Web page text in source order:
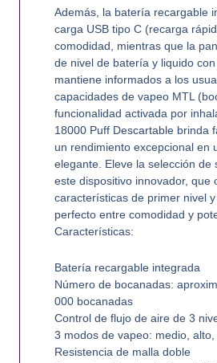
Además, la batería recargable
carga USB tipo C (recarga
comodidad, mientras que la
de nivel de batería y liquido
mantiene informados a los
capacidades de vapeo MTL
funcionalidad activada por
18000 Puff Descartable brinda
un rendimiento excepcional en
elegante. Eleve la selección de
este dispositivo innovador, que
características de primer nivel
perfecto entre comodidad y
Características:
Batería recargable integrada
Número de bocanadas:
000 bocanadas
Control de flujo de aire de 3
3 modos de vapeo: medio, alto,
Resistencia de malla doble